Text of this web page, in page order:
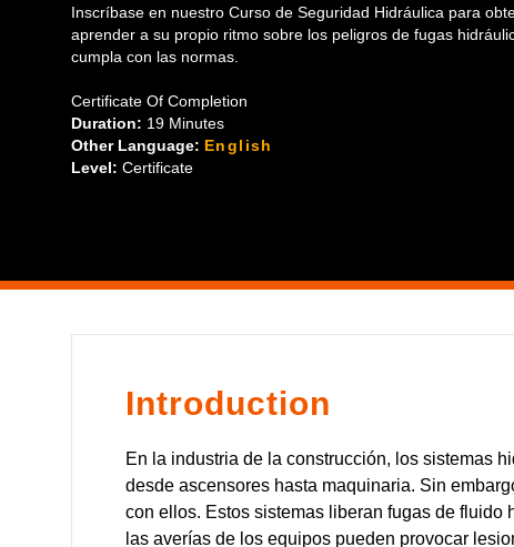
Inscríbase en nuestro Curso de Seguridad Hidráulica para
aprender a su propio ritmo sobre los peligros de fugas
cumpla con las normas.
Certificate Of Completion
Duration: 19 Minutes
Other Language: English
Level: Certificate
Introduction
En la industria de la construcción, los sistemas
desde ascensores hasta maquinaria. Sin
con ellos. Estos sistemas liberan fugas de
las averías de los equipos pueden provocar